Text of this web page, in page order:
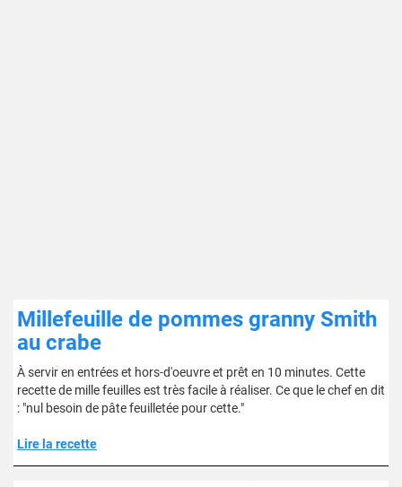
Millefeuille de pommes granny Smith
au crabe
À servir en entrées et hors-d'oeuvre et prêt en 10 minutes. Cette
recette de mille feuilles est très facile à réaliser. Ce que le chef en dit
: "nul besoin de pâte feuilletée pour cette."
Lire la recette